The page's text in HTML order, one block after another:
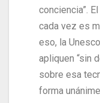
conciencia”.
cada vez es
eso, la
apliquen “sin
sobre esa
forma